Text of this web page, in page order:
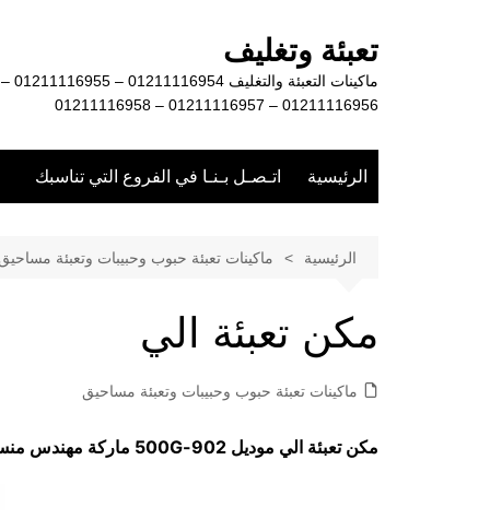
تعبئة وتغليف
ماكينات التعبئة والتغليف 01211116954 – 01211116955 –
01211116956 – 01211116957 – 01211116958
الرئيسية اتـصـل بـنـا في الفروع التي تناسبك
الرئيسية ماكينات تعبئة حبوب وحبيبات وتعبئة مساحيق
مكن تعبئة الي
ماكينات تعبئة حبوب وحبيبات وتعبئة مساحيق
مكن تعبئة الي موديل 902-500G ماركة مهندس